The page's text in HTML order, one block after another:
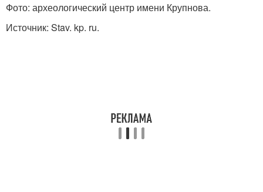
Фото: археологический центр имени Крупнова.
Источник: Stav. kp. ru.